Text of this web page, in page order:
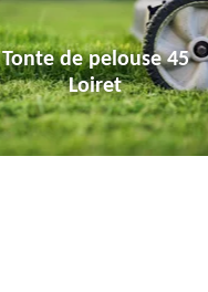
Tonte de pelouse 45
Loiret